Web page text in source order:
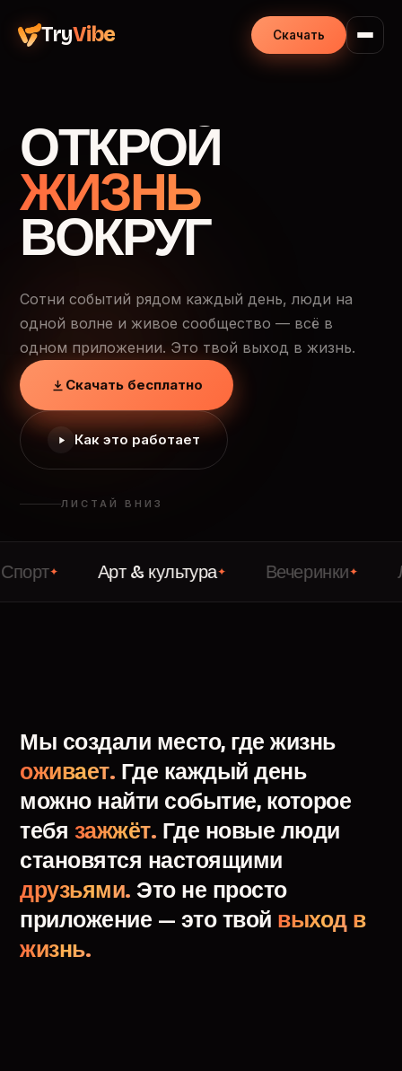
TryVibe Скачать
ОТКРОЙ
ЖИЗНЬ
ВОКРУГ
Сотни событий рядом каждый день, люди на
одной волне и живое сообщество — всё в
одном приложении. Это твой выход в жизнь.
Скачать бесплатно
Как это работает
ЛИСТАЙ ВНИЗ
Арт & культура✦ Вечеринки✦ Лекции
Мы создали место, где жизнь
оживает. Где каждый день
можно найти событие, которое
тебя зажжёт. Где новые люди
становятся настоящими
друзьями. Это не просто
приложение — это твой выход в
жизнь.